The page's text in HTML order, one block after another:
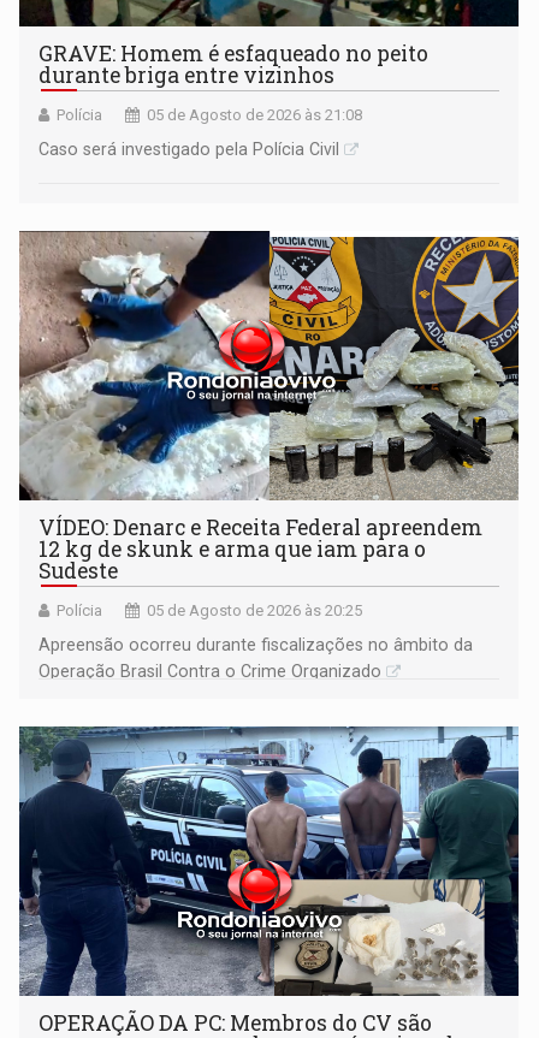
GRAVE: Homem é esfaqueado no peito
durante briga entre vizinhos
Polícia 05 de Agosto de 2026 às 21:08
Caso será investigado pela Polícia Civil
VÍDEO: Denarc e Receita Federal apreendem
12 kg de skunk e arma que iam para o
Sudeste
Polícia 05 de Agosto de 2026 às 20:25
Apreensão ocorreu durante fiscalizações no âmbito da
Operação Brasil Contra o Crime Organizado
OPERAÇÃO DA PC: Membros do CV são